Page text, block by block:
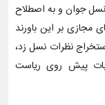
جوان و به اصطلاح
مجازی بر این باورند
نظرات نسل زد،
پیش روی ریاست